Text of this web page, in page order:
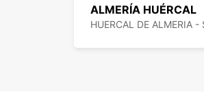
ALMERÍA HUÉRCAL
HUERCAL DE ALMERIA -